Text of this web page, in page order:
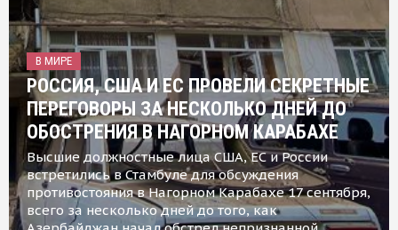
В МИРЕ
РОССИЯ, США И ЕС ПРОВЕЛИ СЕКРЕТНЫЕ
ПЕРЕГОВОРЫ ЗА НЕСКОЛЬКО ДНЕЙ ДО
ОБОСТРЕНИЯ В НАГОРНОМ КАРАБАХЕ
Высшие должностные лица США, ЕС и России
встретились в Стамбуле для обсуждения
противостояния в Нагорном Карабахе 17 сентября,
всего за несколько дней до того, как